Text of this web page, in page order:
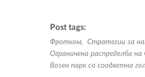
Post tags:
Фротком Стратегии за
Ограничена распределба на
Возен парк со соодветна